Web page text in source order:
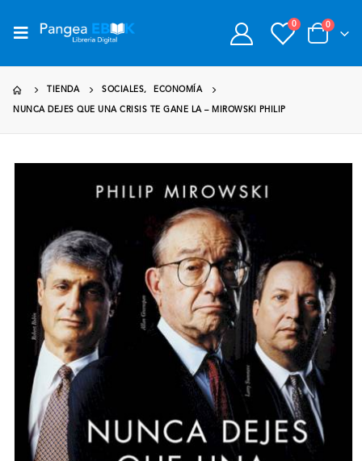
0 0
TIENDA SOCIALES, ECONOMÍA
NUNCA DEJES QUE UNA CRISIS TE GANE LA – MIROWSKI PHILIP